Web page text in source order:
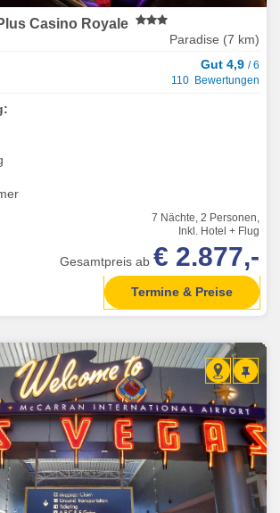
Casino Royale
Paradise (7 km)
Gut 4,9 / 6
110 Bewertungen
7 Nächte, 2 Personen,
Inkl. Hotel + Flug
Gesamtpreis ab € 2.877,-
Termine & Preise